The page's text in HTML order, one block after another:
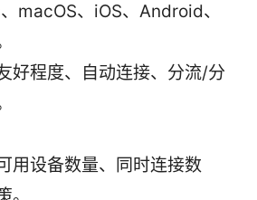
macOS、iOS、Android、
好程度、自动连接、分流/分
用设备数量、同时连接数